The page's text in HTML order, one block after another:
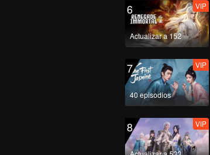
6
Actualizar a 152
VIP
7
40 episodios
VIP
8 VIP